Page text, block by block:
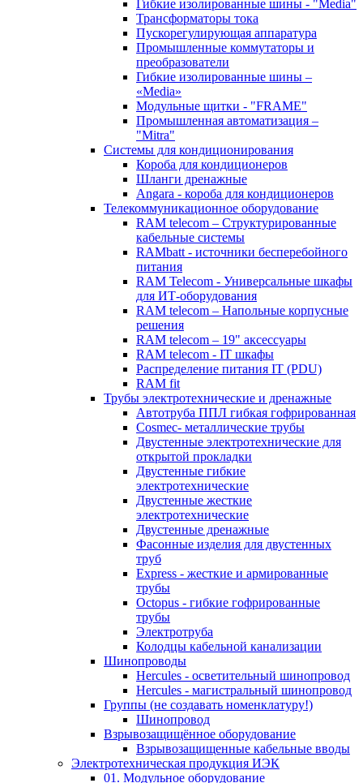
Гибкие изолированные шины - "Media"
Трансформаторы тока
Пускорегулирующая аппаратура
Промышленные коммутаторы и
преобразователи
Гибкие изолированные шины –
«Media»
Модульные щитки - "FRAME"
Промышленная автоматизация –
"Mitra"
Системы для кондиционирования
Короба для кондиционеров
Шланги дренажные
Angara - короба для кондиционеров
Телекоммуникационное оборудование
RAM telecom – Структурированные
кабельные системы
RAMbatt - источники бесперебойного
питания
RAM Telecom - Универсальные шкафы
для ИТ-оборудования
RAM telecom – Напольные корпусные
решения
RAM telecom – 19" аксессуары
RAM telecom - IT шкафы
Распределение питания IT (PDU)
RAM fit
Трубы электротехнические и дренажные
Автотруба ППЛ гибкая гофрированная
Cosmec- металлические трубы
Двустенные электротехнические для
открытой прокладки
Двустенные гибкие
электротехнические
Двустенные жесткие
электротехнические
Двустенные дренажные
Фасонные изделия для двустенных
труб
Express - жесткие и армированные
трубы
Octopus - гибкие гофрированные
трубы
Электротруба
Колодцы кабельной канализации
Шинопроводы
Hercules - осветительный шинопровод
Hercules - магистральный шинопровод
Группы (не создавать номенклатуру!)
Шинопровод
Взрывозащищённое оборудование
Взрывозащищенные кабельные вводы
Электротехническая продукция ИЭК
01. Модульное оборудование